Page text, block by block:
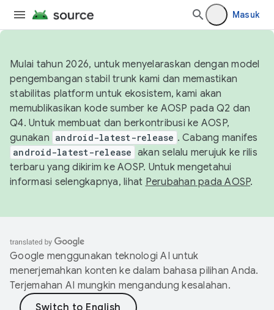
Masuk
Mulai tahun 2026, untuk menyelaraskan dengan model
pengembangan stabil trunk kami dan memastikan
stabilitas platform untuk ekosistem, kami akan
memublikasikan kode sumber ke AOSP pada Q2 dan
Q4. Untuk membuat dan berkontribusi ke AOSP,
gunakan android-latest-release . Cabang manifes
android-latest-release akan selalu merujuk ke rilis
terbaru yang dikirim ke AOSP. Untuk mengetahui
informasi selengkapnya, lihat Perubahan pada AOSP.
Google menggunakan teknologi AI untuk
menerjemahkan konten ke dalam bahasa pilihan Anda.
Terjemahan AI mungkin mengandung kesalahan.